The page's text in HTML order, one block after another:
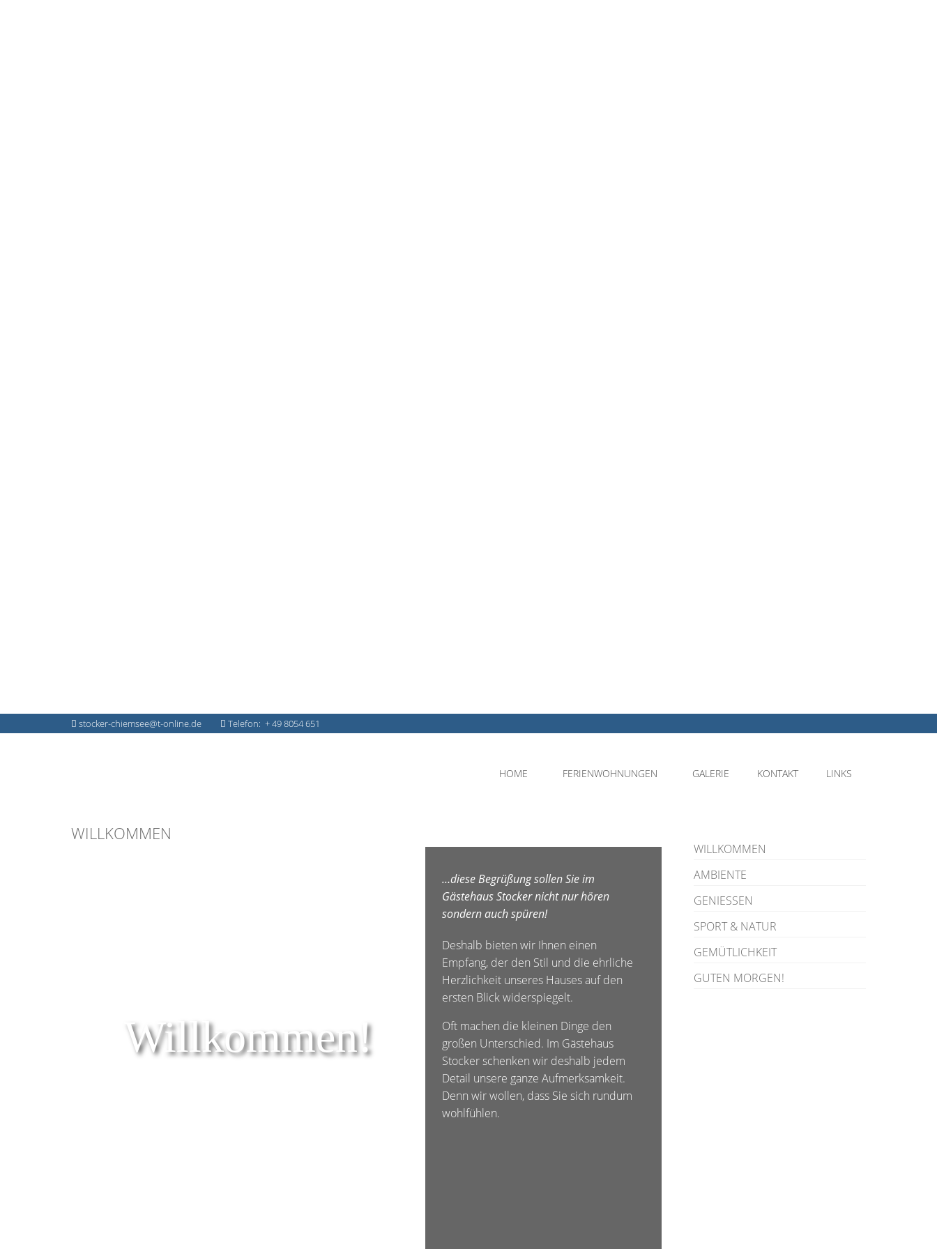
stocker-chiemsee@t-online.de Telefon: + 49 8054 651
HOME FERIENWOHNUNGEN GALERIE KONTAKT LINKS
WILLKOMMEN
Willkommen!
…diese Begrüßung sollen Sie im
Gästehaus Stocker nicht nur hören
sondern auch spüren!
Deshalb bieten wir Ihnen einen
Empfang, der den Stil und die ehrliche
Herzlichkeit unseres Hauses auf den
ersten Blick widerspiegelt.
Oft machen die kleinen Dinge den
großen Unterschied. Im Gästehaus
Stocker schenken wir deshalb jedem
Detail unsere ganze Aufmerksamkeit.
Denn wir wollen, dass Sie sich rundum
wohlfühlen.
WILLKOMMEN
AMBIENTE
GENIESSEN
SPORT & NATUR
GEMÜTLICHKEIT
GUTEN MORGEN!